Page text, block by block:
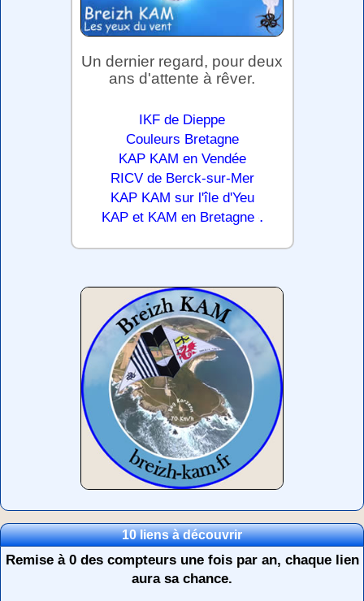
Un dernier regard, pour deux
ans d'attente à rêver.
IKF de Dieppe
Couleurs Bretagne
KAP KAM en Vendée
RICV de Berck-sur-Mer
KAP KAM sur l'île d'Yeu
KAP et KAM en Bretagne .
10 liens à découvrir
Remise à 0 des compteurs une fois par an, chaque lien
aura sa chance.